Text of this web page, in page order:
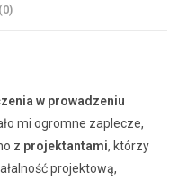
w prowadzeniu
mi ogromne zaplecze,
z projektantami, którzy
projektową,